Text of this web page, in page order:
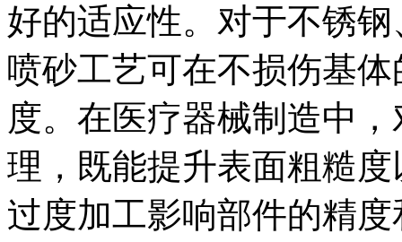
好的适应性。对于不锈
喷砂工艺可在不损伤基
度。在医疗器械制造中
理，既能提升表面粗糙
过度加工影响部件的精